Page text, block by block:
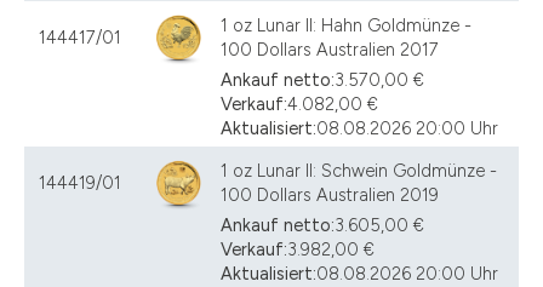
144417/01
1 oz Lunar II: Hahn Goldmünze -
100 Dollars Australien 2017
Ankauf netto:3.570,00 €
Verkauf:4.082,00 €
Aktualisiert:08.08.2026 20:00 Uhr
144419/01
1 oz Lunar II: Schwein Goldmünze -
100 Dollars Australien 2019
Ankauf netto:3.605,00 €
Verkauf:3.982,00 €
Aktualisiert:08.08.2026 20:00 Uhr